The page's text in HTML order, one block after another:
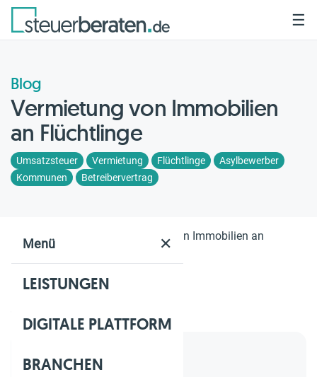
Menü ✕
LEISTUNGEN
DIGITALE PLATTFORM
BRANCHEN
☰
Blog
Vermietung von Immobilien
an Flüchtlinge
Umsatzsteuer Vermietung Flüchtlinge
Asylbewerber
Kommunen
Betreibervertrag
Home
Vermietung von Immobilien an
Flüchtlinge
Inhaltsverzeichnis